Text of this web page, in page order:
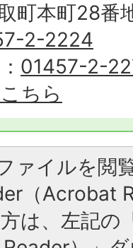
町本町28番
2-2224
01457-2-
ちら
ァイルを閲
（Acrobat
は、左記の